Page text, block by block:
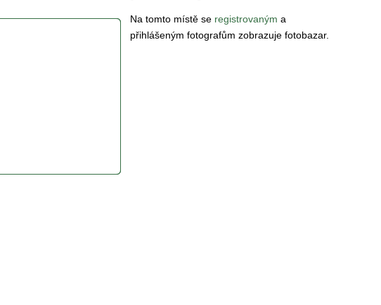
Na tomto místě se registrovaným a
přihlášeným fotografům zobrazuje fotobazar.